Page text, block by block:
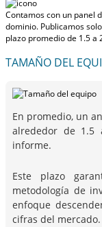
Contamos con un panel
dominio. Publicamos
plazo promedio de 1.5 a
TAMAÑO DEL
En promedio, un
alrededor de 1.5
informe.
Este plazo
metodología de
enfoque
cifras del mercado.